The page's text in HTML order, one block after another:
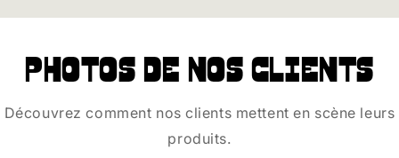
Photos de nos clients
Découvrez comment nos clients mettent en scène leurs
produits.